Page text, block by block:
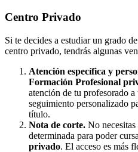
Centro Privado
Si te decides a estudiar un grado
centro privado, tendrás algunas
Atención específica y
Formación Profesional
atención de tu profesorado
seguimiento personalizado
título.
Nota de corte. No
determinada para poder
privado. El acceso es más